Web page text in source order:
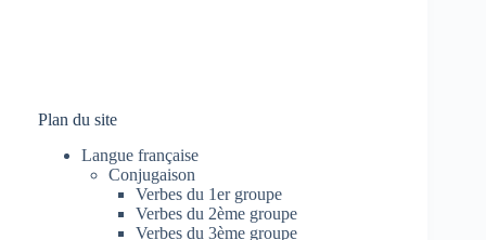
Plan du site
Langue française
Conjugaison
Verbes du 1er groupe
Verbes du 2ème groupe
Verbes du 3ème groupe